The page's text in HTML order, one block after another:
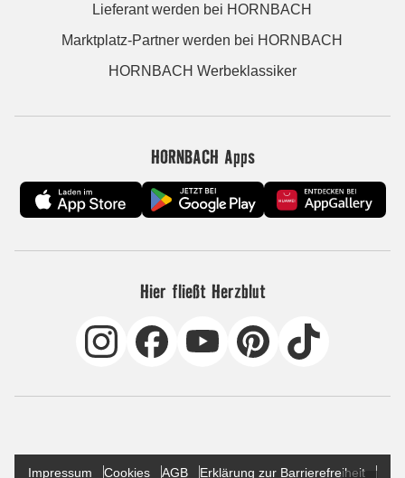
Lieferant werden bei HORNBACH
Marktplatz-Partner werden bei HORNBACH
HORNBACH Werbeklassiker
HORNBACH Apps
Hier fließt Herzblut
Impressum Cookies AGB Erklärung zur Barrierefreiheit